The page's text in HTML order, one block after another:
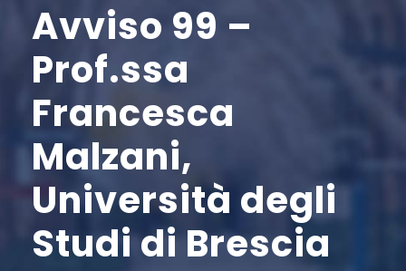
Avviso 99 –
Prof.ssa
Francesca
Malzani,
Università degli
Studi di Brescia